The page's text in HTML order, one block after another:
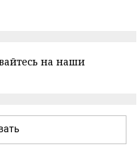
на наши